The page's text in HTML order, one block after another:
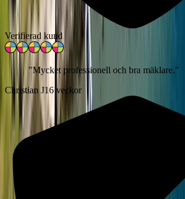
Verifierad kund
"Mycket professionell och bra mäklare."
Christian J16 veckor